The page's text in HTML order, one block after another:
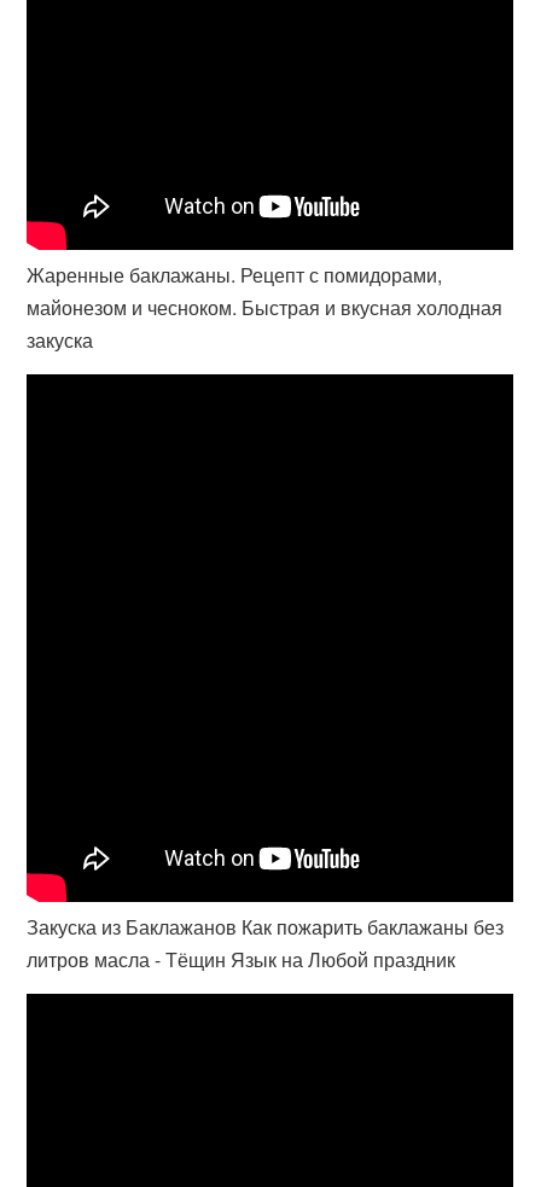
Жаренные баклажаны. Рецепт с помидорами,
майонезом и чесноком. Быстрая и вкусная холодная
закуска
Закуска из Баклажанов Как пожарить баклажаны без
литров масла - Тёщин Язык на Любой праздник